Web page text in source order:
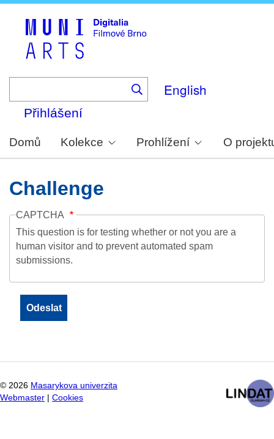
English
Přihlášení
Domů Kolekce Prohlížení O
Challenge
CAPTCHA
This question is for testing whether or not you are a
human visitor and to prevent automated spam
submissions.
© 2026 Masarykova univerzita
Webmaster
Cookies